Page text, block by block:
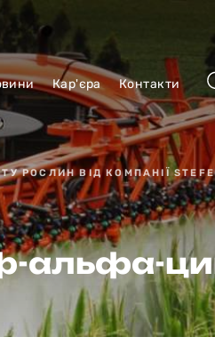
Кар'єра Контакти
РОСЛИН ВІД КОМПАНІЇ
альфа-